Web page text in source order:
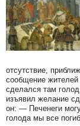
отсутствие,
сообщение
сделался там
изъявил желание
он: — Печенеги
голода мы все